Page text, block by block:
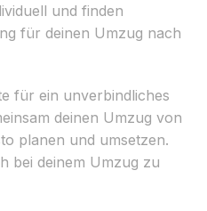
und finden
für deinen Umzug nach
für ein unverbindliches
deinen Umzug von
planen und umsetzen.
bei deinem Umzug zu